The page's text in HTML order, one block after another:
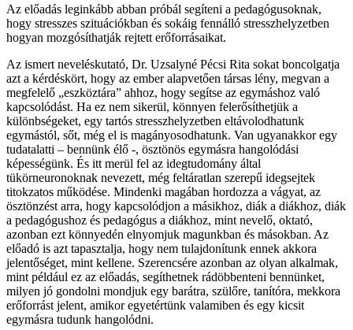
Az előadás leginkább abban próbál segíteni a pedagógusoknak,
hogy stresszes szituációkban és sokáig fennálló stresszhelyzetben
hogyan mozgósíthatják rejtett erőforrásaikat.
Az ismert neveléskutató, Dr. Uzsalyné Pécsi Rita sokat boncolgatja
azt a kérdéskört, hogy az ember alapvetően társas lény, megvan a
megfelelő „eszköztára” ahhoz, hogy segítse az egymáshoz való
kapcsolódást. Ha ez nem sikerül, könnyen felerősíthetjük a
különbségeket, egy tartós stresszhelyzetben eltávolodhatunk
egymástól, sőt, még el is magányosodhatunk. Van ugyanakkor egy
tudatalatti – bennünk élő -, ösztönös egymásra hangolódási
képességünk. És itt merül fel az idegtudomány által
tükörneuronoknak nevezett, még feltáratlan szerepű idegsejtek
titokzatos működése. Mindenki magában hordozza a vágyat, az
ösztönzést arra, hogy kapcsolódjon a másikhoz, diák a diákhoz, diák
a pedagógushoz és pedagógus a diákhoz, mint nevelő, oktató,
azonban ezt könnyedén elnyomjuk magunkban és másokban. Az
előadó is azt tapasztalja, hogy nem tulajdonítunk ennek akkora
jelentőséget, mint kellene. Szerencsére azonban az olyan alkalmak,
mint például ez az előadás, segíthetnek rádöbbenteni bennünket,
milyen jó gondolni mondjuk egy barátra, szülőre, tanítóra, mekkora
erőforrást jelent, amikor egyetértünk valamiben és egy kicsit
egymásra tudunk hangolódni.